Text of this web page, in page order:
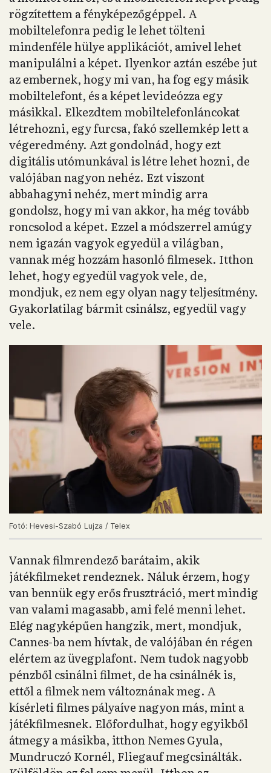
rögzítettem a fényképezőgéppel. A
mobiltelefonra pedig le lehet tölteni
mindenféle hülye applikációt, amivel lehet
manipulálni a képet. Ilyenkor aztán eszébe jut
az embernek, hogy mi van, ha fog egy másik
mobiltelefont, és a képet levideózza egy
másikkal. Elkezdtem mobiltelefonláncokat
létrehozni, egy furcsa, fakó szellemkép lett a
végeredmény. Azt gondolnád, hogy ezt
digitális utómunkával is létre lehet hozni, de
valójában nagyon nehéz. Ezt viszont
abbahagyni nehéz, mert mindig arra
gondolsz, hogy mi van akkor, ha még tovább
roncsolod a képet. Ezzel a módszerrel amúgy
nem igazán vagyok egyedül a világban,
vannak még hozzám hasonló filmesek. Itthon
lehet, hogy egyedül vagyok vele, de,
mondjuk, ez nem egy olyan nagy teljesítmény.
Gyakorlatilag bármit csinálsz, egyedül vagy
vele.
Fotó: Hevesi-Szabó Lujza / Telex
Vannak filmrendező barátaim, akik
játékfilmeket rendeznek. Náluk érzem, hogy
van bennük egy erős frusztráció, mert mindig
van valami magasabb, ami felé menni lehet.
Elég nagyképűen hangzik, mert, mondjuk,
Cannes-ba nem hívtak, de valójában én régen
elértem az üvegplafont. Nem tudok nagyobb
pénzből csinálni filmet, de ha csinálnék is,
ettől a filmek nem változnának meg. A
kísérleti filmes pályaíve nagyon más, mint a
játékfilmesnek. Előfordulhat, hogy egyikből
átmegy a másikba, itthon Nemes Gyula,
Mundruczó Kornél, Fliegauf megcsinálták.